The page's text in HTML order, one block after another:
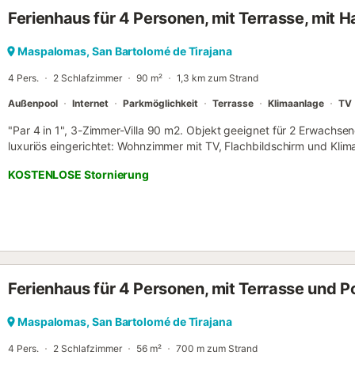
in Playa del Inglés zu genießen! Sie können die Unterkunft
denken Sie daran, alle noch offenen Zahlungen, falls vorhanden,
Ferienhaus für 4 Personen, mit Terrasse, mit
Maspalomas, San Bartolomé de Tirajana
4 Pers. 2 Schlafzimmer 90 m² 1,3 km zum Strand
Außenpool Internet Parkmöglichkeit Terrasse Klimaanlage TV
"Par 4 in 1", 3-Zimmer-Villa 90 m2. Objekt geeignet für 2
luxuriös eingerichtet: Wohnzimmer mit TV, Flachbildschirm und
Doppelzimmer mit 2 Betten (90 cm, Länge 190 cm), Klimaanlage.
Glaskeramikplatten, Toaster, Wasserkocher, Mikrowelle,
Esstisch. 2 Bäder/Duschen. Natursteinboden. Gartensitzplatz,
Sitzplatz. Schöne Sicht auf die Berge. Zur Verfügung:
Kinderhochstuhl, Babybett bis 2 Jahre, Haartrockner. Internet
KOSTENLOSE Stornierung
Ferienhaus für 4 Personen, mit Terrasse und
Maspalomas, San Bartolomé de Tirajana
4 Pers. 2 Schlafzimmer 56 m² 700 m zum Strand